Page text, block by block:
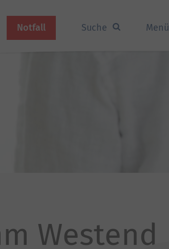
Notfall Suche Menü
Westend